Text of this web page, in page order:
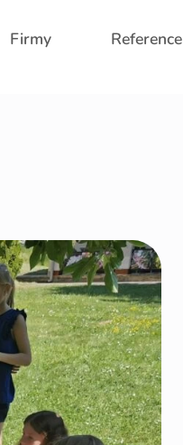
Firmy Reference